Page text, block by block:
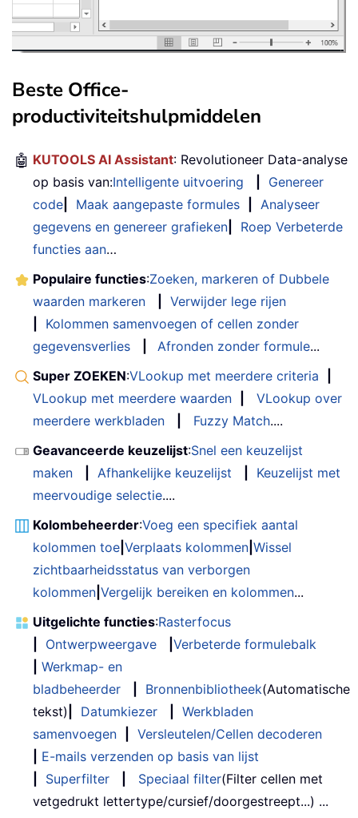
Beste Office-
productiviteitshulpmiddelen
🤖 KUTOOLS AI Assistant: Revolutioneer Data-analyse
op basis van:Intelligente uitvoering
Genereer
code
Maak aangepaste formules
Analyseer
gegevens en genereer grafieken
Roep Verbeterde
functies aan…
Populaire functies:Zoeken, markeren of Dubbele
waarden markeren
Verwijder lege rijen
Kolommen samenvoegen of cellen zonder
gegevensverlies
Afronden zonder formule...
Super ZOEKEN:VLookup met meerdere criteria
VLookup met meerdere waarden
VLookup over
meerdere werkbladen
Fuzzy Match....
Geavanceerde keuzelijst:Snel een keuzelijst
maken
Afhankelijke keuzelijst
Keuzelijst met
meervoudige selectie....
Kolombeheerder:Voeg een specifiek aantal
kolommen toe Verplaats kolommen Wissel
zichtbaarheidsstatus van verborgen
kolommen Vergelijk bereiken en kolommen...
Uitgelichte functies:Rasterfocus
Ontwerpweergave
Verbeterde formulebalk
Werkmap- en
bladbeheerder
Bronnenbibliotheek(Automatische
tekst)
Datumkiezer
Werkbladen
samenvoegen
Versleutelen/Cellen decoderen
E-mails verzenden op basis van lijst
Superfilter Speciaal filter(Filter cellen met
vetgedrukt lettertype/cursief/doorgestreept...) ...